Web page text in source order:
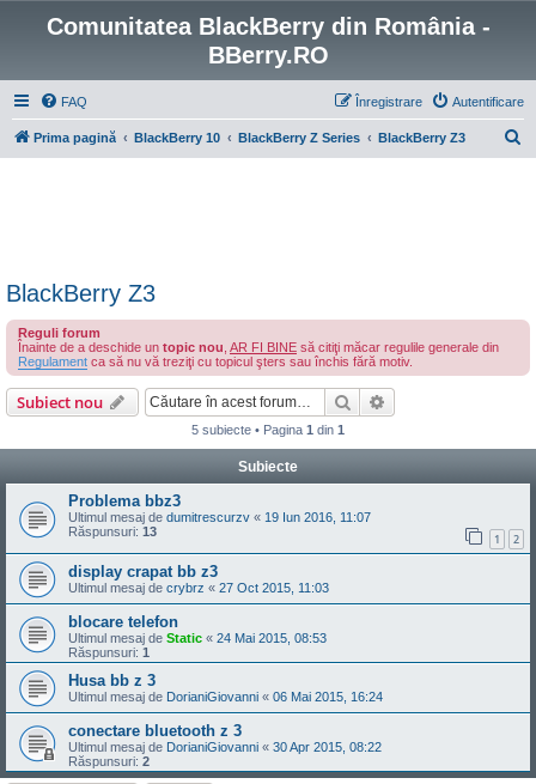
Comunitatea BlackBerry din România -
BBerry.RO
FAQ Autentificare
Înregistrare
Prima pagină BlackBerry 10 BlackBerry Z Series BlackBerry Z3
BlackBerry Z3
Reguli forum
Înainte de a deschide un topic nou AR FI BINE să citiţi măcar regulile generale din
Regulament ca să nu vă treziţi cu topicul şters sau închis fără motiv.
Subiect nou Căutare
5 subiecte • Pagina 1 din 1
Subiecte
Problema bbz3
Ultimul mesaj de dumitrescurzv « 19 Iun 2016, 11:07
Răspunsuri: 13 1 2
display crapat bb z3
Ultimul mesaj de crybrz « 27 Oct 2015, 11:03
blocare telefon
Ultimul mesaj de Static « 24 Mai 2015, 08:53
Răspunsuri: 1
Husa bb z 3
Ultimul mesaj de DorianiGiovanni « 06 Mai 2015, 16:24
conectare bluetooth z 3
Ultimul mesaj de DorianiGiovanni « 30 Apr 2015, 08:22
Răspunsuri: 2